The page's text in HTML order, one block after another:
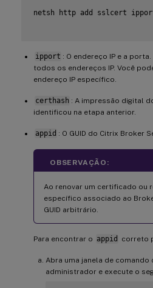
netsh http add sslcert
ipport : O endereço IP e a
todos os endereços IP. Você
endereço IP específico.
certhash : A impressão digital
identificou na etapa anterior.
appid : O GUID do Citrix Broker
OBSERVAÇÃO:
Ao renovar um certificado ou
específico associado ao
GUID arbitrário.
Para encontrar o appid correto
Abra uma janela de comando
administrador e execute o